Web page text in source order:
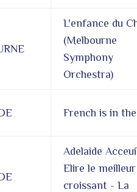
L'enfance du
(Melbourne
Symphony
Orchestra)
French is in
Adelaide
Elire le meilleur
croissant - La